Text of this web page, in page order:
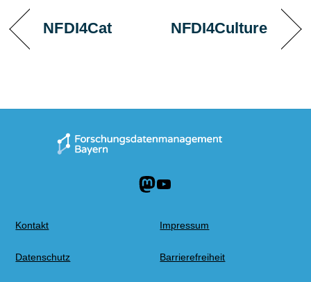
NFDI4Cat NFDI4Culture
Mastodon
YouTube
Kontakt Impressum
Datenschutz Barrierefreiheit